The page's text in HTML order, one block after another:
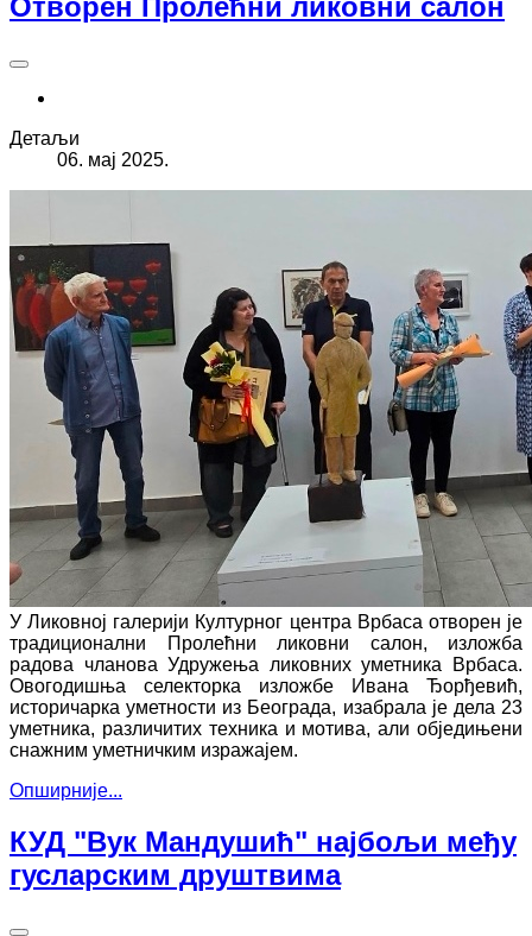
Отворен Пролећни ликовни салон
Детаљи
06. мај 2025.
У Ликовној галерији Културног центра Врбаса отворен је
традиционални Пролећни ликовни салон, изложба
радова чланова Удружења ликовних уметника Врбаса.
Овогодишња селекторка изложбе Ивана Ђорђевић,
историчарка уметности из Београда, изабрала је дела 23
уметника, различитих техника и мотива, али обједињени
снажним уметничким изражајем.
Опширније...
КУД "Вук Мандушић" најбољи међу
гусларским друштвима